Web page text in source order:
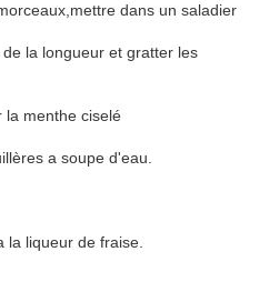
dans un saladier
la longueur et gratter les
la menthe ciselé
a soupe d'eau.
la liqueur de fraise.